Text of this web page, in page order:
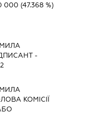
000 (47.368 %)
-
КОМІСІЇ